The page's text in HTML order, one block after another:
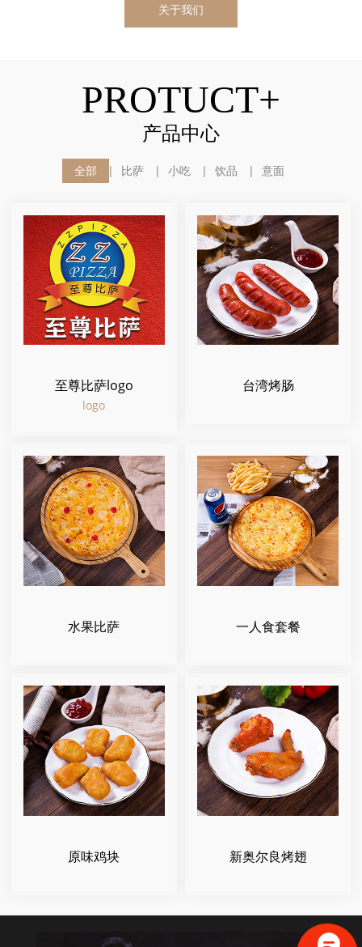
关于我们
PROTUCT+
产品中心
全部 比萨 小吃 饮品 意面
至尊比萨logo
logo
台湾烤肠
水果比萨 一人食套餐
原味鸡块 新奥尔良烤翅